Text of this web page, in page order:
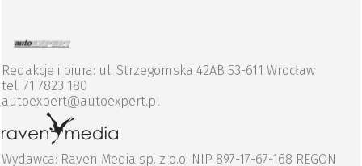
Redakcje i biura: ul. Strzegomska 42AB 53-611 Wrocław
tel. 71 7823 180
autoexpert@autoexpert.pl
Wydawca: Raven Media sp. z o.o. NIP 897-17-67-168 REGON